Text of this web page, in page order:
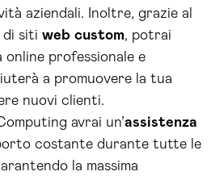
aziendali. Inoltre, grazie al
di siti web custom, potrai
online professionale e
a promuovere la tua
nuovi clienti.
avrai un’assistenza
costante durante tutte le
la massima